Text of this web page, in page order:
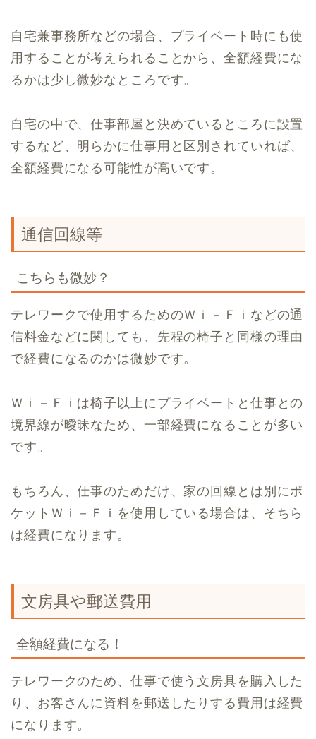
自宅兼事務所などの場合、プライベート時にも使
用することが考えられることから、全額経費にな
るかは少し微妙なところです。
自宅の中で、仕事部屋と決めているところに設置
するなど、明らかに仕事用と区別されていれば、
全額経費になる可能性が高いです。
通信回線等
こちらも微妙？
テレワークで使用するためのＷｉ－Ｆｉなどの通
信料金などに関しても、先程の椅子と同様の理由
で経費になるのかは微妙です。
Ｗｉ－Ｆｉは椅子以上にプライベートと仕事との
境界線が曖昧なため、一部経費になることが多い
です。
もちろん、仕事のためだけ、家の回線とは別にポ
ケットＷｉ－Ｆｉを使用している場合は、そちら
は経費になります。
文房具や郵送費用
全額経費になる！
テレワークのため、仕事で使う文房具を購入した
り、お客さんに資料を郵送したりする費用は経費
になります。